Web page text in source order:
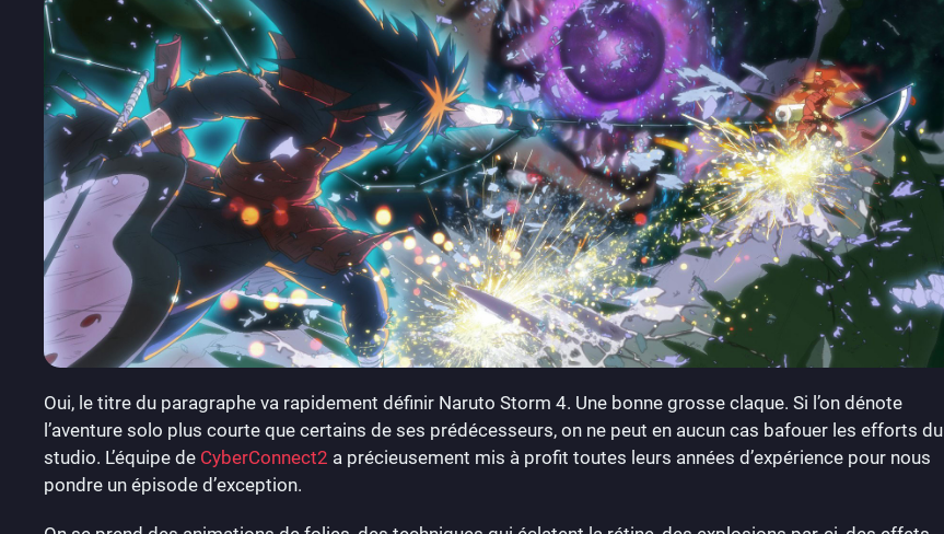
Oui, le titre du paragraphe va rapidement définir Naruto Storm 4. Une bonne grosse claque. Si l’on dénote
l’aventure solo plus courte que certains de ses prédécesseurs, on ne peut en aucun cas bafouer les efforts du
studio. L’équipe de CyberConnect2 a précieusement mis à profit toutes leurs années d’expérience pour nous
pondre un épisode d’exception.